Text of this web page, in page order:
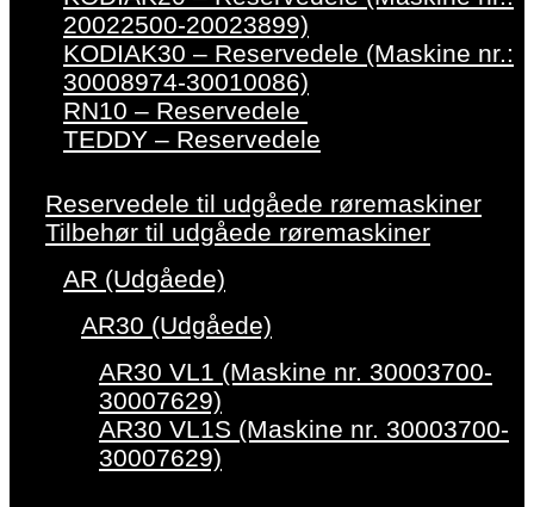
20022500-20023899)
KODIAK30 – Reservedele (Maskine nr.:
30008974-30010086)
RN10 – Reservedele
TEDDY – Reservedele
Reservedele til udgåede røremaskiner
Tilbehør til udgåede røremaskiner
AR (Udgåede)
AR30 (Udgåede)
AR30 VL1 (Maskine nr. 30003700-
30007629)
AR30 VL1S (Maskine nr. 30003700-
30007629)